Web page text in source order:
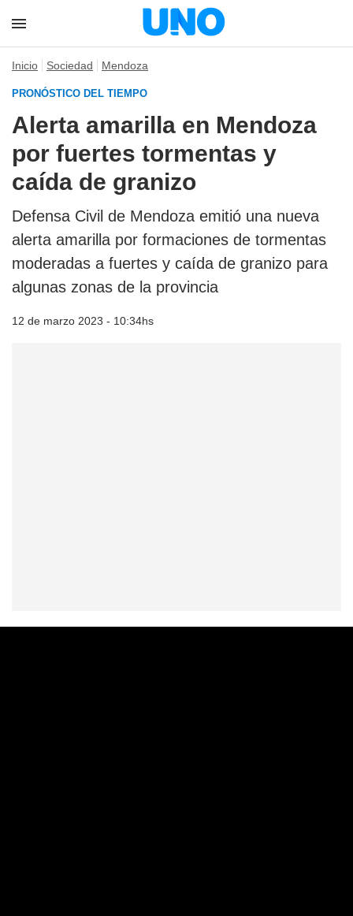
Inicio Sociedad Mendoza
PRONÓSTICO DEL TIEMPO
Alerta amarilla en Mendoza
por fuertes tormentas y
caída de granizo
Defensa Civil de Mendoza emitió una nueva
alerta amarilla por formaciones de tormentas
moderadas a fuertes y caída de granizo para
algunas zonas de la provincia
12 de marzo 2023 - 10:34hs